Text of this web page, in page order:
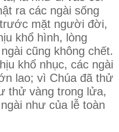
ra các ngài sống
mặt người đời,
khổ hình, lòng
cũng không chết.
khổ nhục, các ngài
lao; vì Chúa đã thử
thử vàng trong lửa,
như của lễ toàn